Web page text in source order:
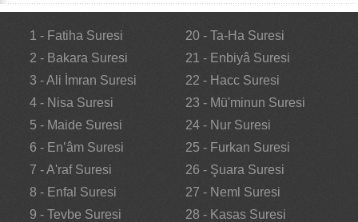
1 - Fatiha Suresi
2 - Bakara Suresi
3 - Ali İmran Suresi
4 - Nisa Suresi
5 - Maide Suresi
6 - En’âm Suresi
7 - A'raf Suresi
8 - Enfal Suresi
9 - Tevbe Suresi
20 - Ta-Ha Suresi
21 - Enbiyâ Suresi
22 - Hacc Suresi
23 - Mü'minun Suresi
24 - Nur Suresi
25 - Furkan Suresi
26 - Şuara Suresi
27 - Neml Suresi
28 - Kasas Suresi